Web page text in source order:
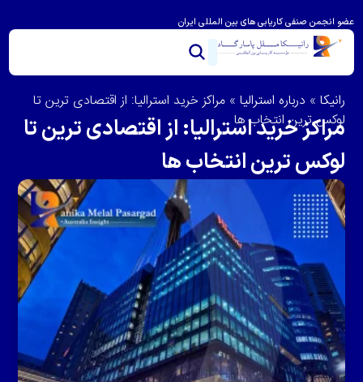
عضو انجمن صنفی کاریابی های بین المللی ایران
رانیکا » درباره استرالیا »مراکز خرید استرالیا: از اقتصادی ترین تا
لوکس ترین انتخاب ها
مراکز خرید استرالیا: از اقتصادی ترین تا
لوکس ترین انتخاب ها